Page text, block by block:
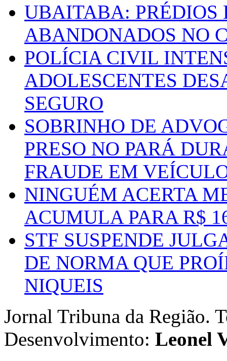
UBAITABA: PRÉDIOS
ABANDONADOS NO
POLÍCIA CIVIL
ADOLESCENTES
SEGURO
SOBRINHO DE
PRESO NO PARÁ
FRAUDE EM
NINGUÉM ACERTA
ACUMULA PARA R$
STF SUSPENDE
DE NORMA QUE
NIQUEIS
Jornal Tribuna da Região.
Desenvolvimento: Leonel